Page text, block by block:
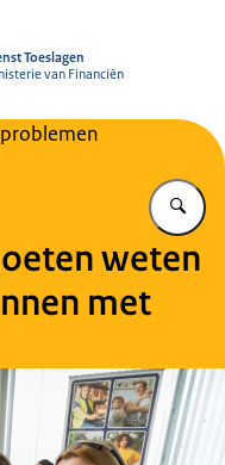
Toeslagen
van Financiën
weten
met